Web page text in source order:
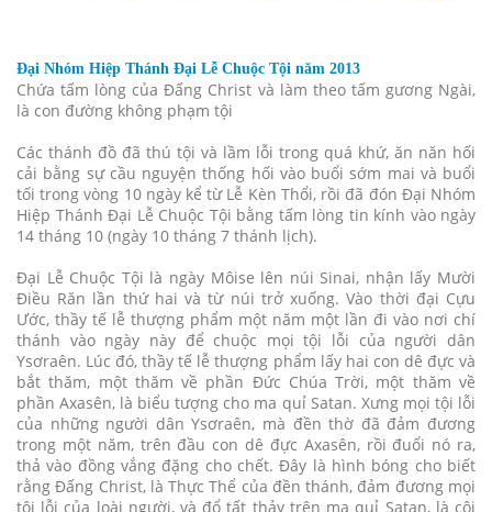
Đại Nhóm Hiệp Thánh Đại Lễ Chuộc Tội năm 2013
Chứa tấm lòng của Đấng Christ và làm theo tấm gương Ngài,
là con đường không phạm tội
Các thánh đồ đã thú tội và lầm lỗi trong quá khứ, ăn năn hối
cải bằng sự cầu nguyện thống hối vào buổi sớm mai và buổi
tối trong vòng 10 ngày kể từ Lễ Kèn Thổi, rồi đã đón Đại Nhóm
Hiệp Thánh Đại Lễ Chuộc Tội bằng tấm lòng tin kính vào ngày
14 tháng 10 (ngày 10 tháng 7 thánh lịch).
Đại Lễ Chuộc Tội là ngày Môise lên núi Sinai, nhận lấy Mười
Điều Răn lần thứ hai và từ núi trở xuống. Vào thời đại Cựu
Ước, thầy tế lễ thượng phẩm một năm một lần đi vào nơi chí
thánh vào ngày này để chuộc mọi tội lỗi của người dân
Ysơraên. Lúc đó, thầy tế lễ thượng phẩm lấy hai con dê đực và
bắt thăm, một thăm về phần Đức Chúa Trời, một thăm về
phần Axasên, là biểu tượng cho ma quỉ Satan. Xưng mọi tội lỗi
của những người dân Ysơraên, mà đền thờ đã đảm đương
trong một năm, trên đầu con dê đực Axasên, rồi đuổi nó ra,
thả vào đồng vắng đặng cho chết. Đây là hình bóng cho biết
rằng Đấng Christ, là Thực Thể của đền thánh, đảm đương mọi
tội lỗi của loài người, và đổ tất thảy trên ma quỉ Satan, là cội